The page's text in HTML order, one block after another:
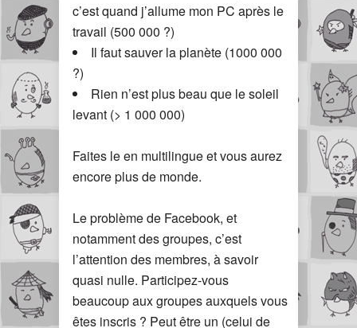
c’est quand j’allume mon PC après le
travail (500 000 ?)
Il faut sauver la planète (1000 000
?)
Rien n’est plus beau que le soleil
levant (> 1 000 000)
Faites le en multilingue et vous aurez
encore plus de monde.
Le problème de Facebook, et
notamment des groupes, c’est
l’attention des membres, à savoir
quasi nulle. Participez-vous
beaucoup aux groupes auxquels vous
êtes inscris ? Peut être un (celui de